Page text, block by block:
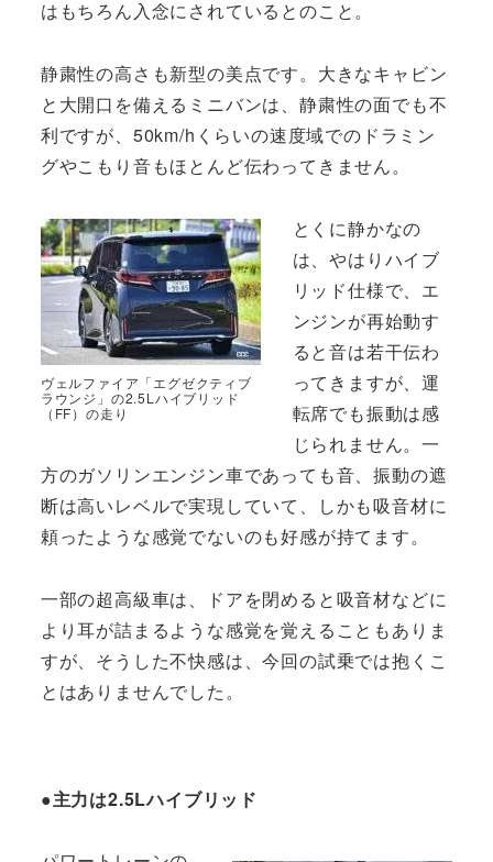
はもちろん入念にされているとのこと。
静粛性の高さも新型の美点です。大きなキャビン
と大開口を備えるミニバンは、静粛性の面でも不
利ですが、50km/hくらいの速度域でのドラミン
グやこもり音もほとんど伝わってきません。
ヴェルファイア「エグゼクティブ
ラウンジ」の2.5Lハイブリッド
（FF）の走り
とくに静かなの
は、やはりハイブ
リッド仕様で、エ
ンジンが再始動す
ると音は若干伝わ
ってきますが、運
転席でも振動は感
じられません。一
方のガソリンエンジン車であっても音、振動の遮
断は高いレベルで実現していて、しかも吸音材に
頼ったような感覚でないのも好感が持てます。
一部の超高級車は、ドアを閉めると吸音材などに
より耳が詰まるような感覚を覚えることもありま
すが、そうした不快感は、今回の試乗では抱くこ
とはありませんでした。
●主力は2.5Lハイブリッド